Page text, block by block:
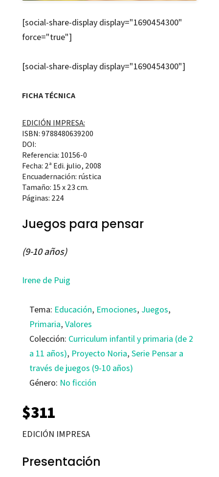
[social-share-display display="1690454300"
force="true"]
[social-share-display display="1690454300"]
FICHA TÉCNICA
EDICIÓN IMPRESA:
ISBN: 9788480639200
DOI:
Referencia: 10156-0
Fecha: 2ª Edi. julio, 2008
Encuadernación: rústica
Tamaño: 15 x 23 cm.
Páginas: 224
Juegos para pensar
(9-10 años)
Irene de Puig
Tema: Educación, Emociones, Juegos,
Primaria, Valores
Colección: Curriculum infantil y primaria (de 2
a 11 años), Proyecto Noria, Serie Pensar a
través de juegos (9-10 años)
Género: No ficción
$311
EDICIÓN IMPRESA
Presentación